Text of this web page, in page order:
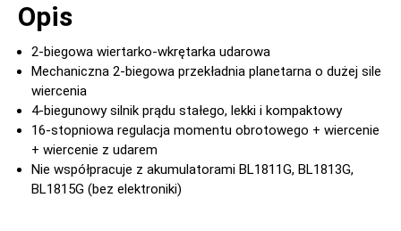
Opis
2-biegowa wiertarko-wkrętarka udarowa
Mechaniczna 2-biegowa przekładnia planetarna o dużej sile
wiercenia
4-biegunowy silnik prądu stałego, lekki i kompaktowy
16-stopniowa regulacja momentu obrotowego + wiercenie
+ wiercenie z udarem
Nie współpracuje z akumulatorami BL1811G, BL1813G,
BL1815G (bez elektroniki)